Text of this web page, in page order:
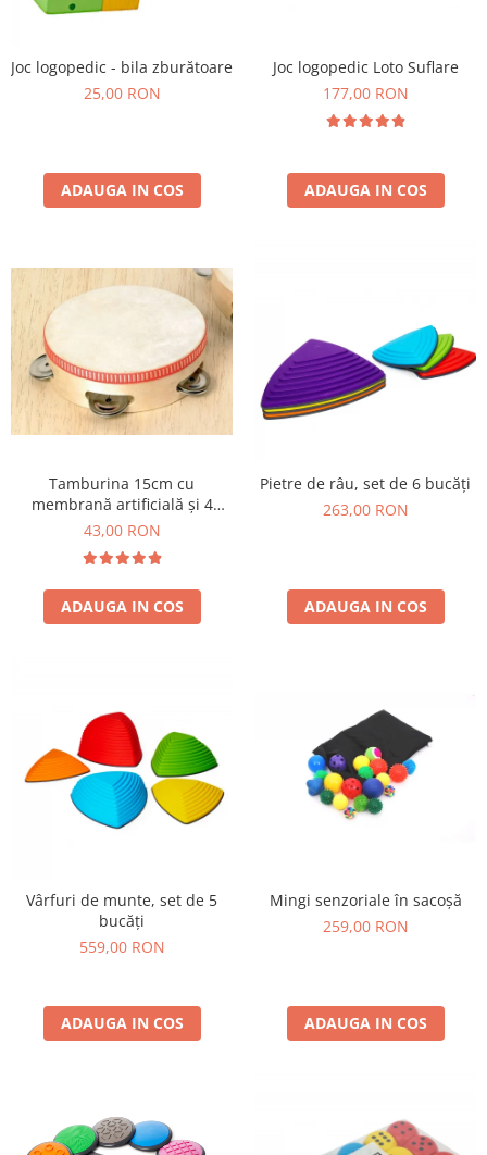
Biciclete si Triciclete
Biciclete Viking Challange
Biciclete Viking Explorer
Triciclete
Camere Senzoriale
Amenajări camere senzoriale
Echipamente camere senzoriale
Oferte pentru Camere Senzoriale
Creativitate si indemanare
Jucarii de constructii
Dezvoltare cognitiva
Jocuri matematice
Jucării de sortare
Dezvoltare vestibulara
Echilibru
Jucarii de echilibru
Mingi terapeutice
Module din burete
Recunoasterea formelor
Diverse jucarii educative
Mobilier gradinita
Joc logopedic - bila zburătoare
25,00 RON
ADAUGA IN COS
Joc logopedic Loto Suflare
177,00 RON
ADAUGA IN COS
Tamburina 15cm cu
membrană artificială și 4
perechi de zurgălăi
43,00 RON
ADAUGA IN COS
Pietre de râu, set de 6 bucăți
263,00 RON
ADAUGA IN COS
Vârfuri de munte, set de 5
bucăți
559,00 RON
ADAUGA IN COS
Mingi senzoriale în sacoșă
259,00 RON
ADAUGA IN COS